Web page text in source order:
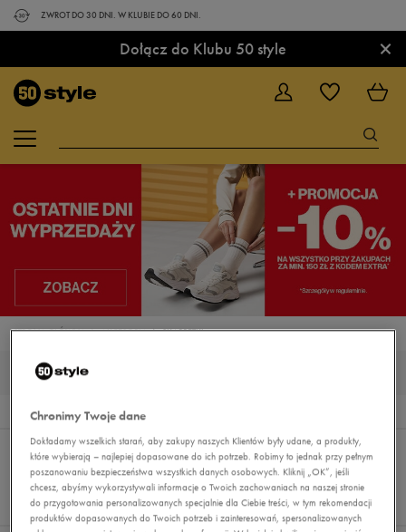
ZWROT DO 30 DNI. W KLUBIE DO 60 DNI.
Dołącz do Klubu 50 style ×
STRONA GŁÓWNA AKCESORIA SKARPETKI
SKARPETKI DŁUGIE KOLOR MULTICOLOR
0
Wyników
Sortuj:
REKOMENDOWANE
FILTRUJ (2)
Pokaż
60
z 0
Chronimy Twoje dane
Dokładamy wszelkich starań, aby zakupy naszych Klientów były udane, a produkty,
które wybierają – najlepiej dopasowane do ich potrzeb. Robimy to jednak przy pełnym
poszanowaniu bezpieczeństwa wszystkich danych osobowych. Kliknij „OK”, jeśli
chcesz, abyśmy wykorzystywali informacje o Twoich zachowaniach na naszej stronie
do przygotowania personalizowanych specjalnie dla Ciebie treści, w tym rekomendacji
produktów dopasowanych do Twoich potrzeb i zainteresowań, spersonalizowanych